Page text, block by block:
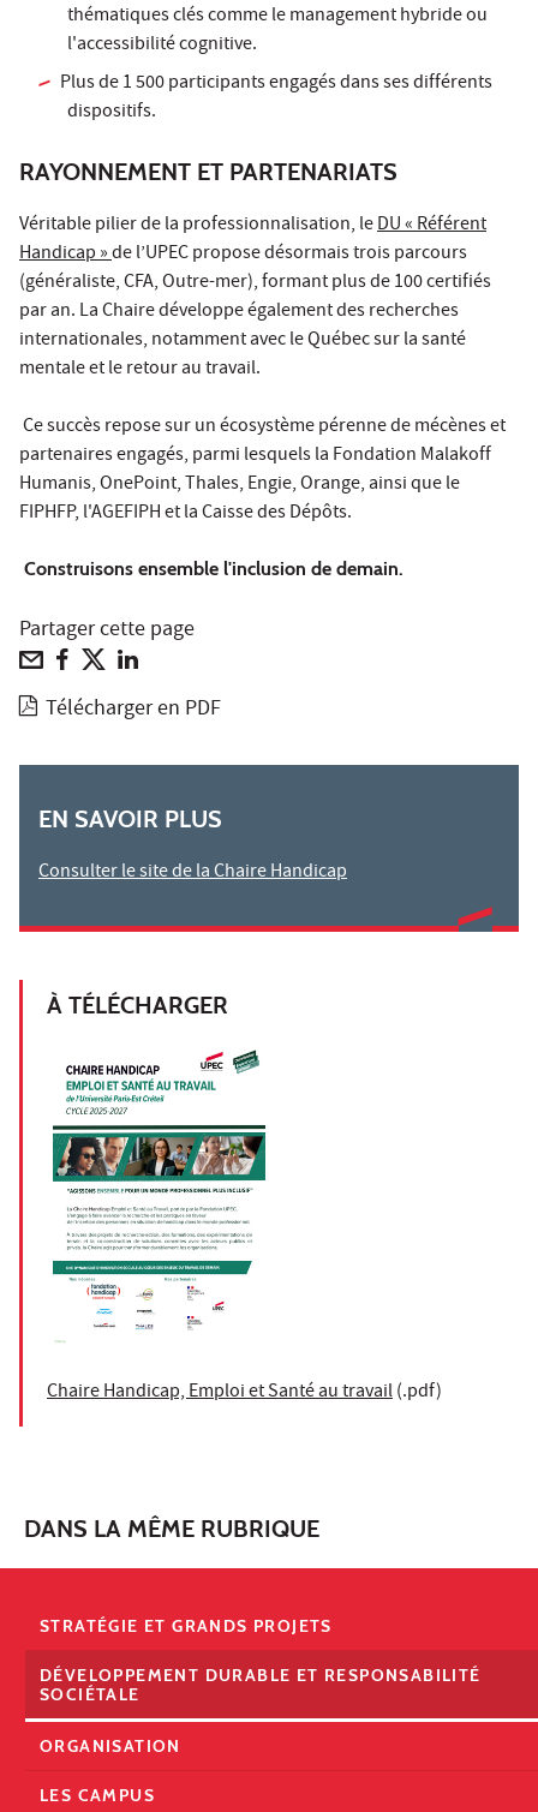
thématiques clés comme le management hybride ou
l'accessibilité cognitive.
Plus de 1 500 participants engagés dans ses différents
dispositifs.
RAYONNEMENT ET PARTENARIATS
Véritable pilier de la professionnalisation, leDU « Référent
Handicap »de l’UPEC propose désormais trois parcours
(généraliste, CFA, Outre-mer), formant plus de 100 certifiés
par an. La Chaire développe également des recherches
internationales, notamment avec le Québec sur la santé
mentale et le retour au travail.
Ce succès repose sur un écosystème pérenne de mécènes et
partenaires engagés, parmi lesquels la Fondation Malakoff
Humanis, OnePoint, Thales, Engie, Orange, ainsi que le
FIPHFP, l'AGEFIPH et la Caisse des Dépôts.
Construisons ensemble l'inclusion de demain.
Partager cette page
Télécharger en PDF
EN SAVOIR PLUS
Consulter le site de la Chaire Handicap
À TÉLÉCHARGER
Chaire Handicap, Emploi et Santé au travail(.pdf)
DANS LA MÊME RUBRIQUE
STRATÉGIE ET GRANDS PROJETS
DÉVELOPPEMENT DURABLE ET RESPONSABILITÉ
SOCIÉTALE
ORGANISATION
LES CAMPUS